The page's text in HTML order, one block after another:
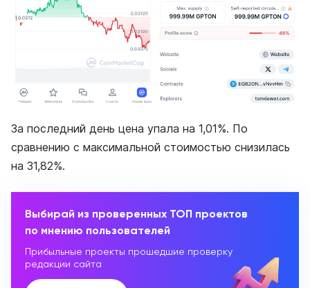
За последний день цена упала на 1,01%. По
сравнению с максимальной стоимостью снизилась
на 31,82%.
Выбирай из проверенных ТОП проектов
по мнению пользователей
Прибыльные проекты прошедшие проверку
редакции сайта